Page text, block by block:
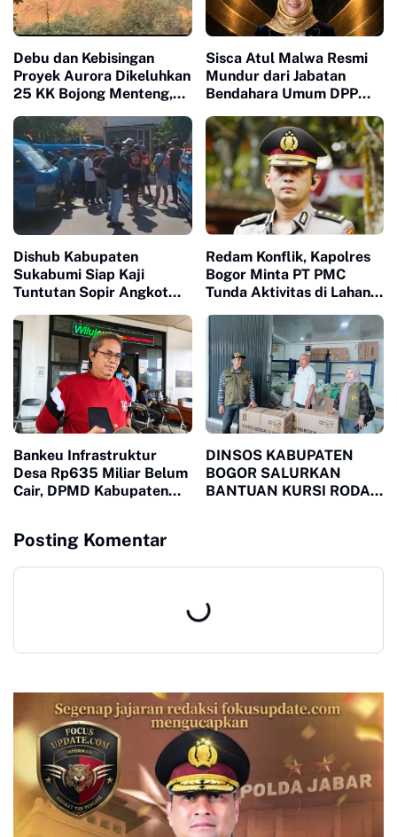
Debu dan Kebisingan
Proyek Aurora Dikeluhkan
25 KK Bojong Menteng,
Turun Tangan
Sisca Atul Malwa Resmi
Mundur dari Jabatan
Bendahara Umum DPP
Dishub Kabupaten
Sukabumi Siap Kaji
Tuntutan Sopir Angkot
Trayek hingga Stasiun
Cicurug
Redam Konflik, Kapolres
Bogor Minta PT PMC
Tunda Aktivitas di Lahan
Bankeu Infrastruktur
Desa Rp635 Miliar Belum
Cair, DPMD Kabupaten
Permohonan
DINSOS KABUPATEN
BOGOR SALURKAN
BANTUAN KURSI RODA
Posting Komentar